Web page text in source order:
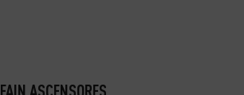
FAIN ASCENSORES